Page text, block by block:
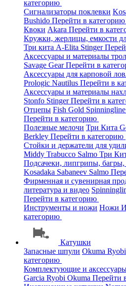
категорию
Сигнализаторы поклевки
Bushido Перейти в категорию
Квоки Akara Перейти в
Кружки, жерлицы, емкости
Три кита A-Elita Stinger
Аксессуары и материалы
Savage GearПерейти в
Аксессуары для карповой
Prologic Nautilus Перейти в
Аксессуары и материалы
Stonfo StingerПерейти в
Отцепы Fish Gold Spinningline
Перейти в категорию
Полезные мелочи Три Кита
Berkley Перейти в категорию
Стойки и держатели для
Middy Trabucco Salmo Три
Подсачеки, липгрипы, багры,
Kosadaka Sabaneev Salmo
Фирменная и сувенирная
литература и видео
Перейти в категорию
Инструменты и ножи Ножи
категорию
Катушки
Запасные шпули Okuma Ryobi
категорию
Комплектующие и
Garcia Ryobi Okuma Перейти